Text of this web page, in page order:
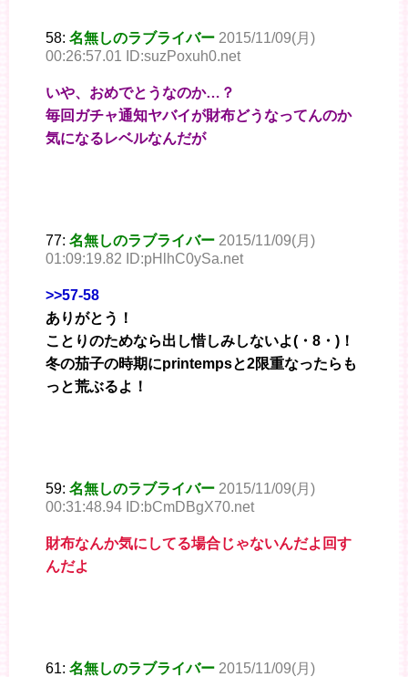
58: 名無しのラブライバー 2015/11/09(月)
00:26:57.01 ID:suzPoxuh0.net
いや、おめでとうなのか…？
毎回ガチャ通知ヤバイが財布どうなってんのか
気になるレベルなんだが
77: 名無しのラブライバー 2015/11/09(月)
01:09:19.82 ID:pHlhC0ySa.net
>>57-58
ありがとう！
ことりのためなら出し惜しみしないよ(・8・)！
冬の茄子の時期にprintempsと2限重なったらも
っと荒ぶるよ！
59: 名無しのラブライバー 2015/11/09(月)
00:31:48.94 ID:bCmDBgX70.net
財布なんか気にしてる場合じゃないんだよ回す
んだよ
61: 名無しのラブライバー 2015/11/09(月)